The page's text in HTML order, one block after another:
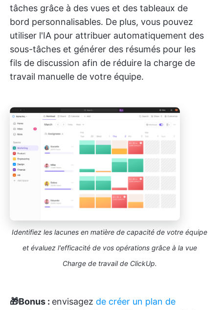
tâches grâce à des vues et des tableaux de
bord personnalisables. De plus, vous pouvez
utiliser l'IA pour attribuer automatiquement des
sous-tâches et générer des résumés pour les
fils de discussion afin de réduire la charge de
travail manuelle de votre équipe.
Identifiez les lacunes en matière de capacité de votre équipe
et évaluez l'efficacité de vos opérations grâce à la vue
Charge de travail de ClickUp.
🎁Bonus : envisagez de créer un plan de